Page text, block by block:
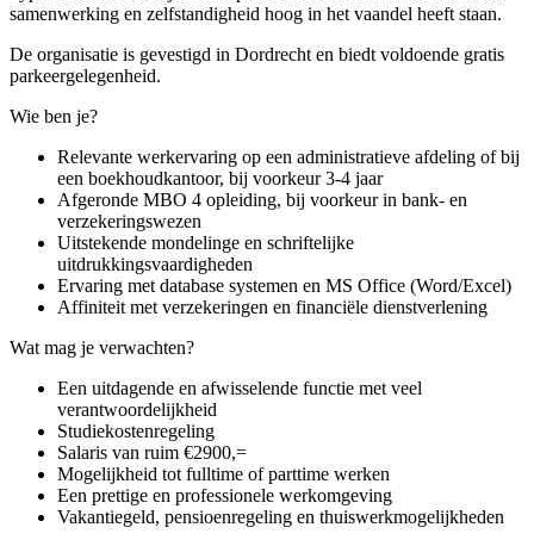
samenwerking en zelfstandigheid hoog in het vaandel heeft staan.
De organisatie is gevestigd in Dordrecht en biedt voldoende gratis
parkeergelegenheid.
Wie ben je?
Relevante werkervaring op een administratieve afdeling of bij
een boekhoudkantoor, bij voorkeur 3-4 jaar
Afgeronde MBO 4 opleiding, bij voorkeur in bank- en
verzekeringswezen
Uitstekende mondelinge en schriftelijke
uitdrukkingsvaardigheden
Ervaring met database systemen en MS Office (Word/Excel)
Affiniteit met verzekeringen en financiële dienstverlening
Wat mag je verwachten?
Een uitdagende en afwisselende functie met veel
verantwoordelijkheid
Studiekostenregeling
Salaris van ruim €2900,=
Mogelijkheid tot fulltime of parttime werken
Een prettige en professionele werkomgeving
Vakantiegeld, pensioenregeling en thuiswerkmogelijkheden